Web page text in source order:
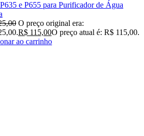
e P655 para Purificador de Água
O preço original era:
R$ 115,00O preço atual é: R$ 115,00.
ao carrinho